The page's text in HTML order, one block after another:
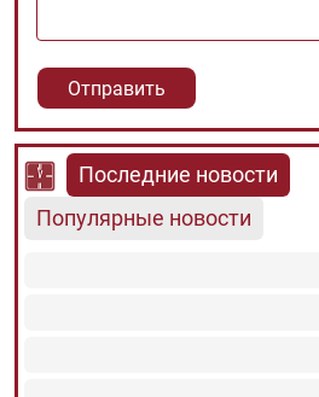
Последние новости
Популярные новости